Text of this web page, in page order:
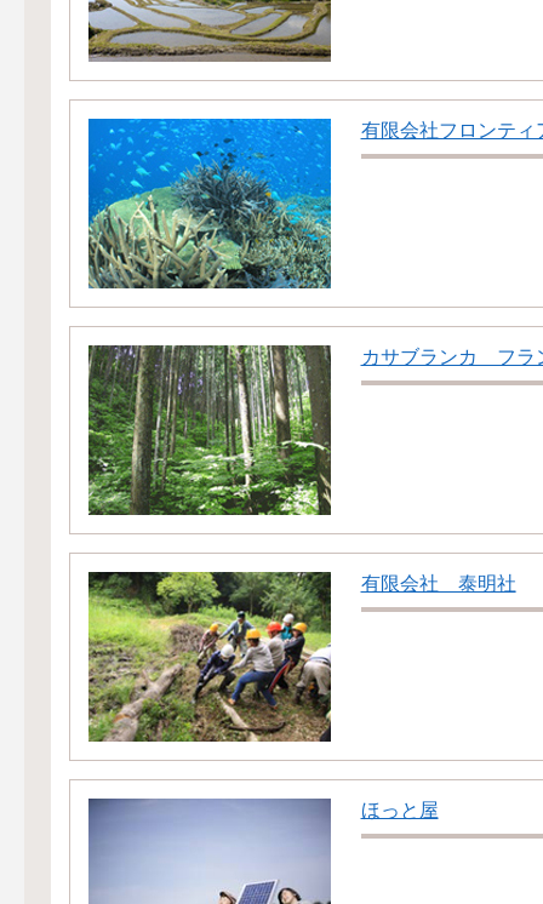
有限会社フロンティ
カサブランカ フラ
有限会社 泰明社
ほっと屋